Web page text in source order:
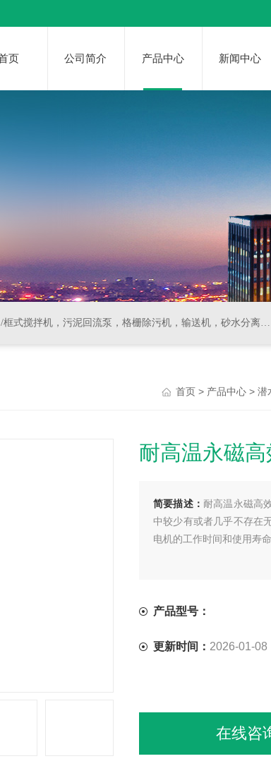
页 公司简介 产品中心 新闻中心
机，污泥回流泵，格栅除污机，输送机，砂水分离器等水处理设备
首页 > 产品中心 > 潜
耐高温永磁
简要描述： 耐高温永磁高
中较少有或者几乎不存在
电机的工作时间和使用寿命
产品型号：
更新时间： 2026-01-08
在线咨